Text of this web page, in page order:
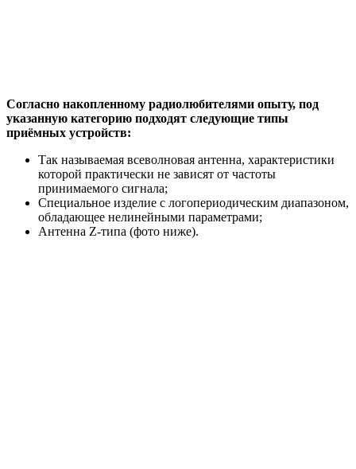
Согласно накопленному радиолюбителями опыту, под
указанную категорию подходят следующие типы
приёмных устройств:
Так называемая всеволновая антенна, характеристики
которой практически не зависят от частоты
принимаемого сигнала;
Специальное изделие с логопериодическим диапазоном,
обладающее нелинейными параметрами;
Антенна Z-типа (фото ниже).